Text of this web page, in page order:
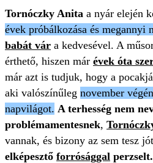
Tornóczky Anita a nyár elején
évek próbálkozása és megannyi
babát vár a kedvesével. A
érthető, hiszen már évek óta
már azt is tudjuk, hogy a
aki valószínűleg november
napvilágot. A terhesség nem
problémamentesnek,
vannak, és bizony az sem tesz
elképesztő forrósággal perzselt.